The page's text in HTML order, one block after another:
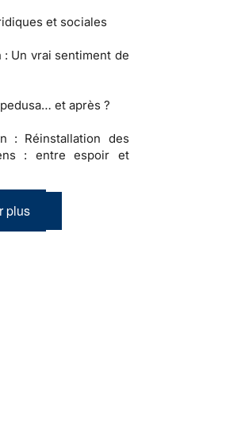
et sociales
: Un vrai sentiment de
et après ?
: Réinstallation des
: entre espoir et
plus